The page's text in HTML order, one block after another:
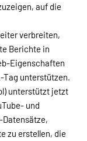
auf die
verbreiten,
Berichte in
Eigenschaften
Tag unterstützen.
unterstützt jetzt
und
Datensätze,
zu erstellen, die